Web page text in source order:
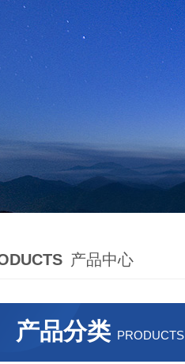
产品中心
产品分类 PRODUCTS